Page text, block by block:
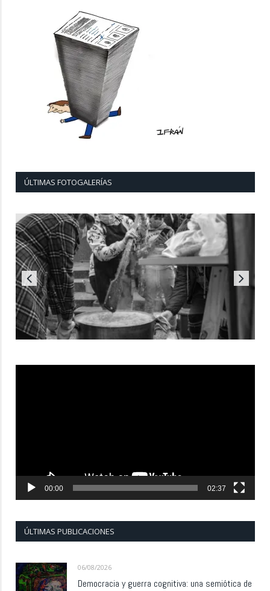
ÚLTIMAS FOTOGALERÍAS
00:00 02:37
ÚLTIMAS PUBLICACIONES
06/08/2026
Democracia y guerra cognitiva: una semiótica de